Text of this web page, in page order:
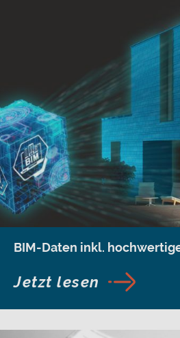
BIM-Daten inkl.
Jetzt lesen